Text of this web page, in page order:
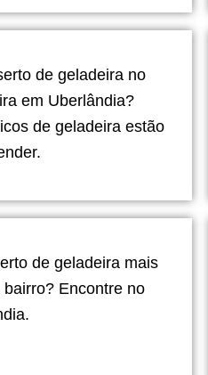
de geladeira no
em Uberlândia?
de geladeira estão
de geladeira mais
Encontre no